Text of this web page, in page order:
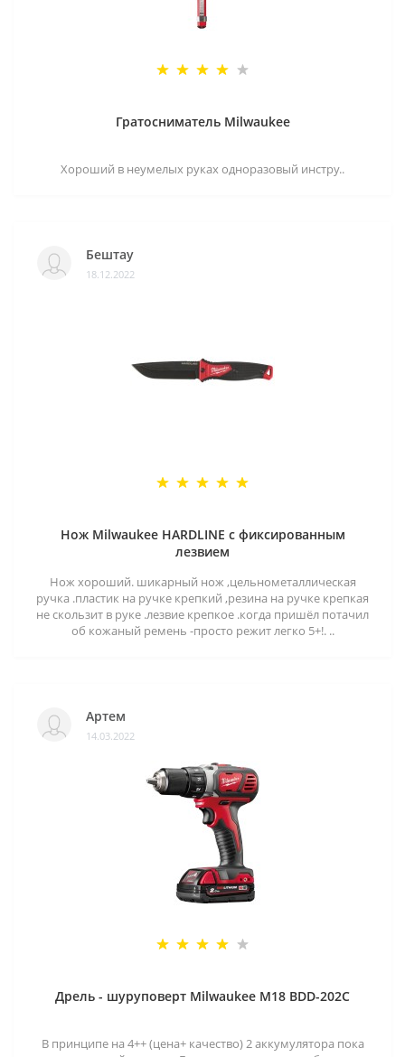
Гратосниматель Milwaukee
Хороший в неумелых руках одноразовый инстру..
Бештау
18.12.2022
Нож Milwaukee HARDLINE с фиксированным
лезвием
Нож хороший. шикарный нож ,цельнометаллическая
ручка .пластик на ручке крепкий ,резина на ручке крепкая
не скользит в руке .лезвие крепкое .когда пришёл потачил
об кожаный ремень -просто режит легко 5+!. ..
Артем
14.03.2022
Дрель - шуруповерт Milwaukee M18 BDD-202C
В принципе на 4++ (цена+ качество) 2 аккумулятора пока